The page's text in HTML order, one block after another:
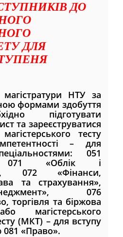
ДО
ДЛЯ
НТУ за
формами здобуття
підготувати
та зареєструватися
тесту
– для
051
071 «Облік і
072 «Фінанси,
та страхування»,
076
торгівля та біржова
магістерського
(МКТ) – для вступу
081 «Право».